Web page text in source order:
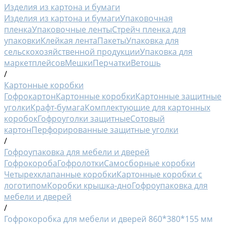
Изделия из картона и бумаги
Изделия из картона и бумагиУпаковочная
пленкаУпаковочные лентыСтрейч пленка для
упаковкиКлейкая лентаПакетыУпаковка для
сельскохозяйственной продукцииУпаковка для
маркетплейсовМешкиПерчаткиВетошь
/
Картонные коробки
ГофрокартонКартонные коробкиКартонные защитные
уголкиКрафт-бумагаКомплектующие для картонных
коробокГофроуголки защитныеСотовый
картонПерфорированные защитные уголки
/
Гофроупаковка для мебели и дверей
ГофрокоробаГофролоткиСамосборные коробки
Четырехклапанные коробкиКартонные коробки с
логотипомКоробки крышка-дноГофроупаковка для
мебели и дверей
/
Гофрокоробка для мебели и дверей 860*380*155 мм